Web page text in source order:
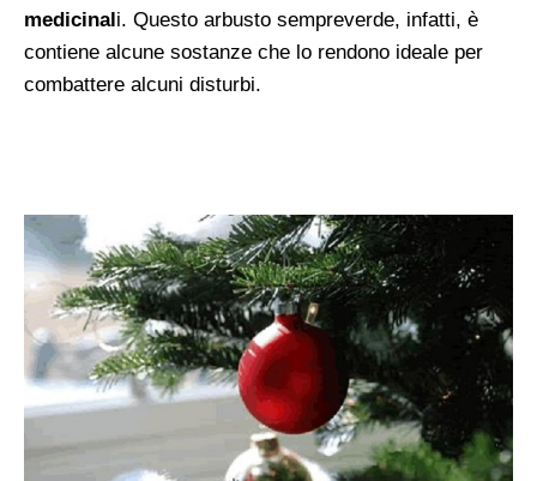
medicinali. Questo arbusto sempreverde, infatti, è
contiene alcune sostanze che lo rendono ideale per
combattere alcuni disturbi.